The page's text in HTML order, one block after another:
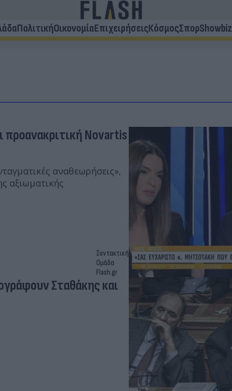
ΠολιτικήΟικονομίαΕπιχειρήσειςΚόσμοςΣπορShowbiz
προανακριτική Novartis
αναθεωρήσεις»,
αξιωματικής
Συντακτική
Ομάδα
Flash.gr
Σταθάκης και